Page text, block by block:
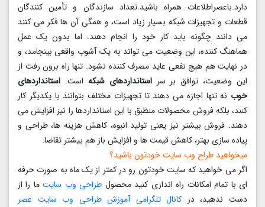
دارد.باعصراطلاعات همراه باشید.تعداد سازندگان و تأمین کنندگان
قطعات و تجهیزات شبکه بسیار زیاد است، و همگی آن ها فکر می کنند
می دانند چگونه باید کار خود را انجام دهند. اما بدون یک عمل
هماهنگ کننده، این وضعیت می تواند به یک آشوب واقعی بینجامد، و
در نهایت هم هیچ نفعی عاید مصرف کننده نشود. تنها راه برون رفت از
این وضعیت، توافق بر سراستانداردهای شبکهاست. استانداردهای
خوبنه تنها اجازه می دهند تا تجهیزات مختلف بتوانند با یکدیگر کار
کنند، بلکه فروش محصولات منطبق با این استانداردها را نیز افزایش می
دهند. فروش بیشتر نیز یعنی تولید انبوه، کاهش هزینه ها، طراحی و
پیاده سازی بهتر، کاهش قیمت ها و افزایش باز هم بیشتر تقاضا.
میخواهید طراح وب سایت خودتون باشید؟
اگر می خواهید که سایت خودتون رو در کمتر از یک ماه به صورت حرفه
ای با تمام امکانات راه اندازی کنید محصول طراحی وب سایتما را از
دست ندهید، در کانال تلگرامی آموزش طراحی وب سایت
عصر